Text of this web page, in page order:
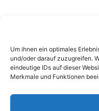
Um ihnen ein optimales
und/oder darauf zuzugreifen.
eindeutige IDs auf dieser
Merkmale und Funktionen